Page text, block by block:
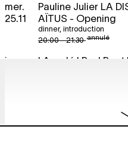
mer.
25.11
Pauline Julier LA
AÏTUS - Opening
20:00 - 21:30annulé
dinner, introduction
jeu.
! Annulé ! Paul Poet